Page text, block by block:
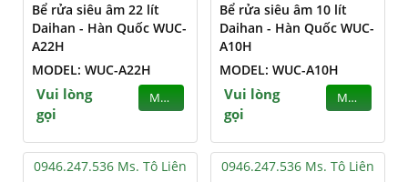
Bể rửa siêu âm 22 lít
Daihan - Hàn Quốc WUC-
A22H
MODEL: WUC-A22H
Vui lòng
gọi
MUA
Bể rửa siêu âm 10 lít
Daihan - Hàn Quốc WUC-
A10H
MODEL: WUC-A10H
Vui lòng
gọi
MUA
0946.247.536 Ms. Tô Liên 0946.247.536 Ms. Tô Liên